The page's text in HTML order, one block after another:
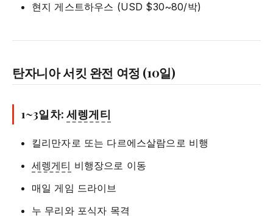
현지 게스트하우스 (USD $30~80/박)
탄자니아 서킷 완전 여정 (10일)
1~3일차:세렝게티
킬리만자로 또는 다르에스살람으로 비행
세렝게티 비행장으로 이동
매일 게임 드라이브
누 무리와 포식자 목격